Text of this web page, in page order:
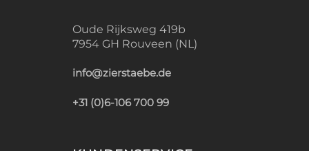
Oude Rijksweg 419b
7954 GH Rouveen (NL)
info@zierstaebe.de
+31 (0)6-106 700 99